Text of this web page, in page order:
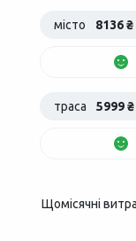
місто 8136 ₴
траса 5999 ₴
Щомісячні